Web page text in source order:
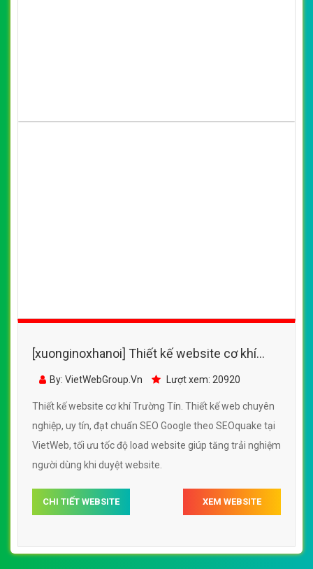
[xuonginoxhanoi] Thiết kế website cơ khí
Trường Tín đẹp, chuyên nghiệp chuẩn SEO
By: VietWebGroup.Vn Lượt xem: 20920
Thiết kế website cơ khí Trường Tín. Thiết kế web chuyên
nghiệp, uy tín, đạt chuẩn SEO Google theo SEOquake tại
VietWeb, tối ưu tốc độ load website giúp tăng trải nghiệm
người dùng khi duyệt website.
CHI TIẾT WEBSITE XEM WEBSITE